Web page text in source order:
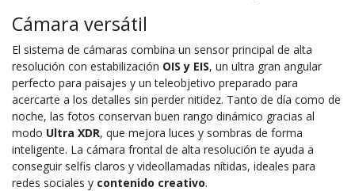
Cámara versátil
El sistema de cámaras combina un sensor principal de alta
resolución con estabilización OIS y EIS, un ultra gran angular
perfecto para paisajes y un teleobjetivo preparado para
acercarte a los detalles sin perder nitidez. Tanto de día como de
noche, las fotos conservan buen rango dinámico gracias al
modo Ultra XDR, que mejora luces y sombras de forma
inteligente. La cámara frontal de alta resolución te ayuda a
conseguir selfis claros y videollamadas nítidas, ideales para
redes sociales y contenido creativo.